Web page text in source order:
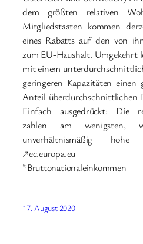
dem größten relativen
Mitgliedstaaten kommen
eines Rabatts auf den von
zum EU-Haushalt. Umgekehrt
mit einem
geringeren Kapazitäten einen
Anteil überdurchschnittlichen
Einfach ausgedrückt: Die
zahlen am wenigsten,
unverhältnismäßig hohe
↗ec.europa.eu
*Bruttonationaleinkommen
17. August 2020